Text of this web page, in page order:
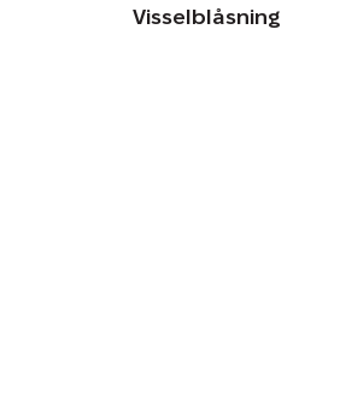
Visselblåsning